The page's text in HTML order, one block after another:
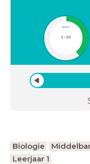
timer
3:00
Biologie
Leerjaar 1